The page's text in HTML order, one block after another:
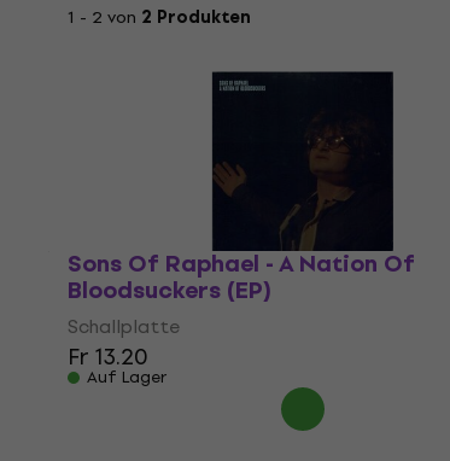
1 - 2 von 2 Produkten
Sons Of Raphael - A Nation Of
Bloodsuckers (EP)
Schallplatte
Fr 13.20
Auf Lager